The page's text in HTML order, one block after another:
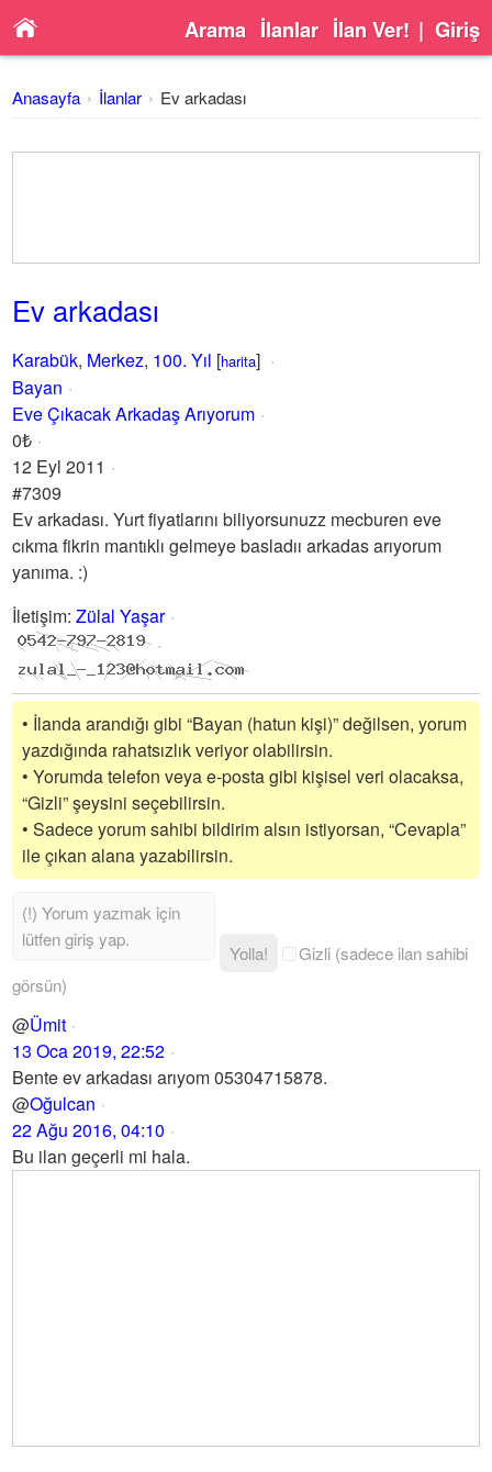
Arama İlanlar İlan Ver! | Giriş
Anasayfa İlanlar Ev arkadası
Ev arkadası
Karabük, Merkez, 100. Yıl [harita]
Bayan
Eve Çıkacak Arkadaş Arıyorum
0₺
12 Eyl 2011
#7309
Ev arkadası. Yurt fiyatlarını biliyorsunuzz mecburen eve
cıkma fikrin mantıklı gelmeye basladıı arkadas arıyorum
yanıma. :)
İletişim:Zülal Yaşar
• İlanda arandığı gibi “Bayan (hatun kişi)” değilsen, yorum
yazdığında rahatsızlık veriyor olabilirsin.
• Yorumda telefon veya e-posta gibi kişisel veri olacaksa,
“Gizli” şeysini seçebilirsin.
• Sadece yorum sahibi bildirim alsın istiyorsan, “Cevapla”
ile çıkan alana yazabilirsin.
Yolla!
Gizli (sadece ilan sahibi
görsün)
@Ümit
13 Oca 2019, 22:52
Bente ev arkadası arıyom 05304715878.
@Oğulcan
22 Ağu 2016, 04:10
Bu ilan geçerli mi hala.